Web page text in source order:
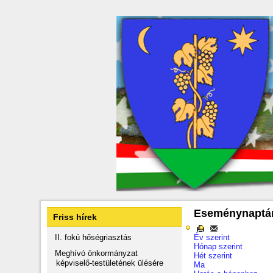
Friss hírek
II. fokú hőségriasztás
Meghívó önkormányzat
képviselő-testületének ülésére
Év szerint
Hónap szerint
Hét szerint
Ma